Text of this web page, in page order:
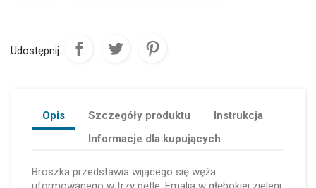
Udostępnij
Opis Szczegóły produktu
Instrukcja
Informacje dla kupujących
Broszka przedstawia wijącego się węża